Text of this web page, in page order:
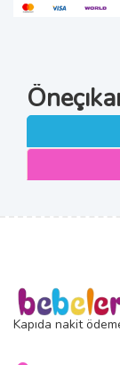
Kapıda nakit